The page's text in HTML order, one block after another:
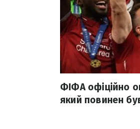
ФІФА офіційно
який повинен